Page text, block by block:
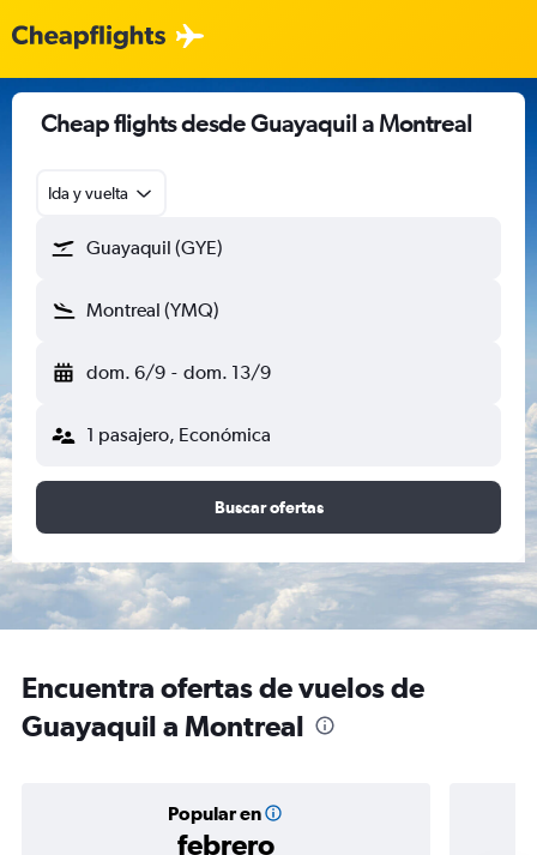
Cheap flights desde Guayaquil a Montreal
Ida y vuelta
Guayaquil (GYE)
Montreal (YMQ)
dom. 6/9 - dom. 13/9
1 pasajero, Económica
Buscar ofertas
Encuentra ofertas de vuelos de
Guayaquil a Montreal
Popular en
febrero